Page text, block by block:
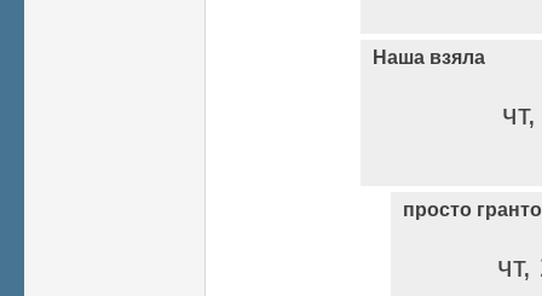
Наша взяла
просто